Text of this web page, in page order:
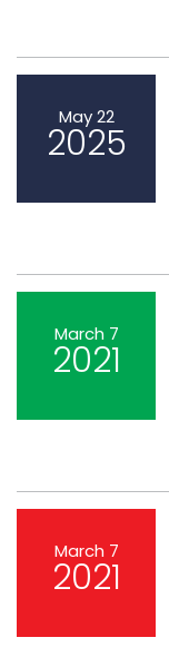
May 22
2025
March 7
2021
March 7
2021